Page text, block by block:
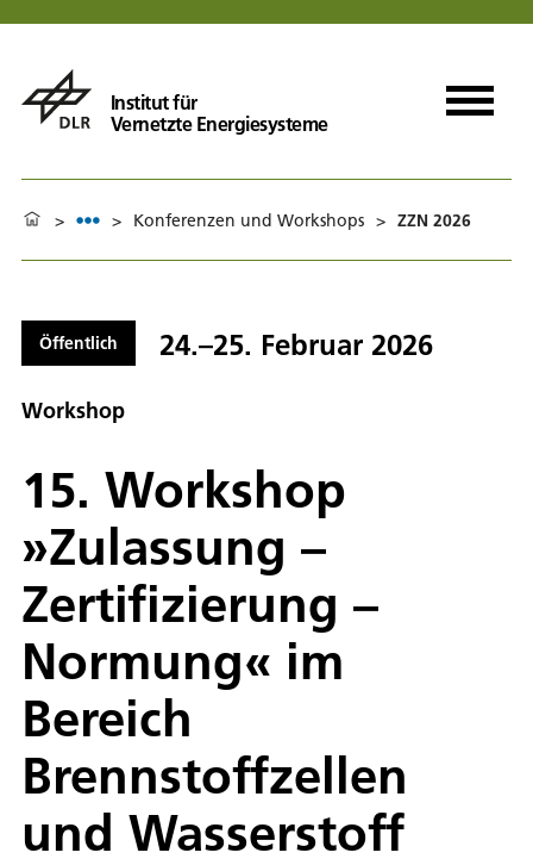
Institut für
Vernetzte Energiesysteme
> > Konferenzen und Workshops > ZZN 2026
Öffentlich 24.–25. Februar 2026
Workshop
15. Workshop
»Zulassung –
Zertifizierung –
Normung« im
Bereich
Brennstoffzellen
und Wasserstoff